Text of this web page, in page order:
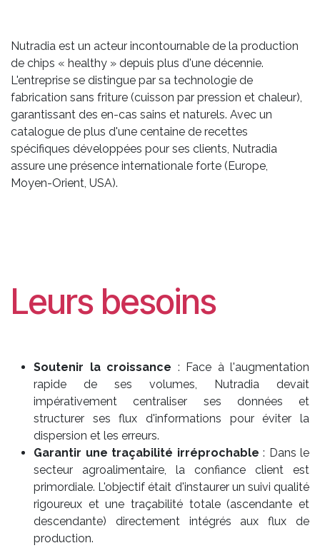
Nutradia est un acteur incontournable de la production
de chips « healthy » depuis plus d'une décennie.
L'entreprise se distingue par sa technologie de
fabrication sans friture (cuisson par pression et chaleur),
garantissant des en-cas sains et naturels. Avec un
catalogue de plus d'une centaine de recettes
spécifiques développées pour ses clients, Nutradia
assure une présence internationale forte (Europe,
Moyen-Orient, USA).
Leurs besoins
Soutenir la croissance : Face à l'augmentation
rapide de ses volumes, Nutradia devait
impérativement centraliser ses données et
structurer ses flux d'informations pour éviter la
dispersion et les erreurs.
Garantir une traçabilité irréprochable : Dans le
secteur agroalimentaire, la confiance client est
primordiale. L'objectif était d'instaurer un suivi qualité
rigoureux et une traçabilité totale (ascendante et
descendante) directement intégrés aux flux de
production.